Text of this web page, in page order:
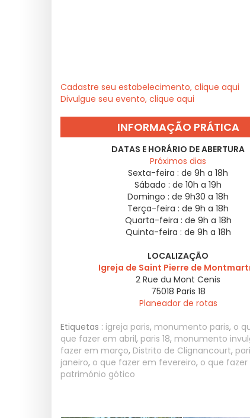
Cadastre seu estabelecimento, clique aqui
Divulgue seu evento, clique aqui
INFORMAÇÃO PRÁTICA
DATAS E HORÁRIO DE ABERTURA
Próximos dias
Sexta-feira : de 9h a 18h
Sábado : de 10h a 19h
Domingo : de 9h30 a 18h
Terça-feira : de 9h a 18h
Quarta-feira : de 9h a 18h
Quinta-feira : de 9h a 18h
LOCALIZAÇÃO
Igreja de Saint Pierre de
2 Rue du Mont Cenis
75018 Paris 18
Planeador de rotas
Etiquetas : igreja paris, monumento paris, o
que fazer em abril, paris 18, monumento
fazer em março, Distrito de Clignancourt,
janeiro, o que fazer em fevereiro, o que
património gótico